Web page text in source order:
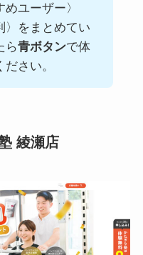
めユーザー〉
〉をまとめてい
ら青ボタンで体
さい。
綾瀬店